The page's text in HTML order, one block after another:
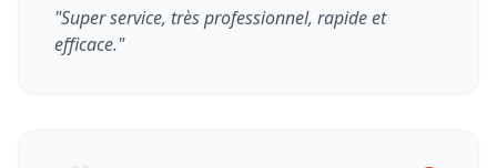
"Super service, très professionnel, rapide et
efficace."